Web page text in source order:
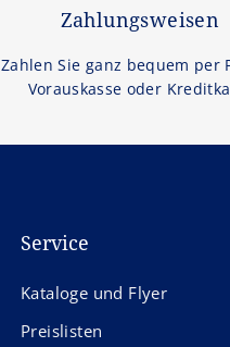
Zahlungsweisen
Zahlen Sie ganz bequem per
Vorauskasse oder
Service
Kataloge und Flyer
Preislisten